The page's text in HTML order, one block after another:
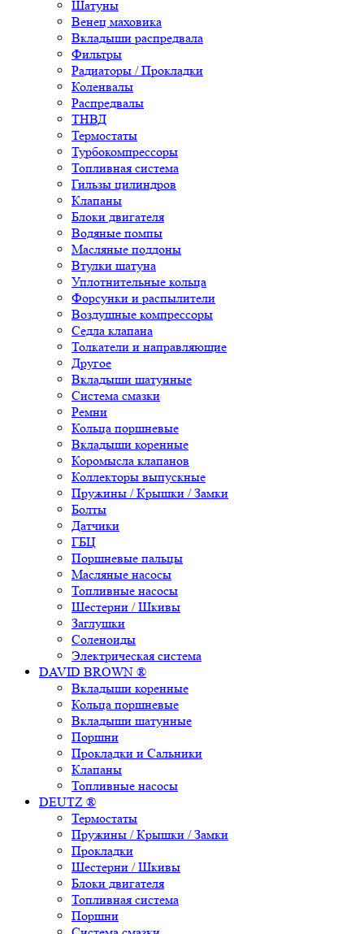
Шатуны
Венец маховика
Вкладыши распредвала
Фильтры
Радиаторы / Прокладки
Коленвалы
Распредвалы
ТНВД
Термостаты
Турбокомпрессоры
Топливная система
Гильзы цилиндров
Клапаны
Блоки двигателя
Водяные помпы
Масляные поддоны
Втулки шатуна
Уплотнительные кольца
Форсунки и распылители
Воздушные компрессоры
Седла клапана
Толкатели и направляющие
Другое
Вкладыши шатунные
Система смазки
Ремни
Кольца поршневые
Вкладыши коренные
Коромысла клапанов
Коллекторы выпускные
Пружины / Крышки / Замки
Болты
Датчики
ГБЦ
Поршневые пальцы
Масляные насосы
Топливные насосы
Шестерни / Шкивы
Заглушки
Соленоиды
Электрическая система
DAVID BROWN ®
Вкладыши коренные
Кольца поршневые
Вкладыши шатунные
Поршни
Прокладки и Сальники
Клапаны
Топливные насосы
DEUTZ ®
Термостаты
Пружины / Крышки / Замки
Прокладки
Шестерни / Шкивы
Блоки двигателя
Топливная система
Поршни